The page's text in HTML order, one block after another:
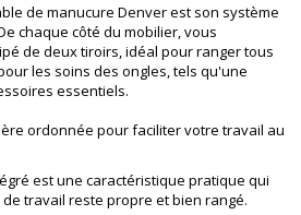
de manucure Denver est son système
chaque côté du mobilier, vous
de deux tiroirs, idéal pour ranger tous
les soins des ongles, tels qu'une
essentiels.
ordonnée pour faciliter votre travail au
est une caractéristique pratique qui
travail reste propre et bien rangé.